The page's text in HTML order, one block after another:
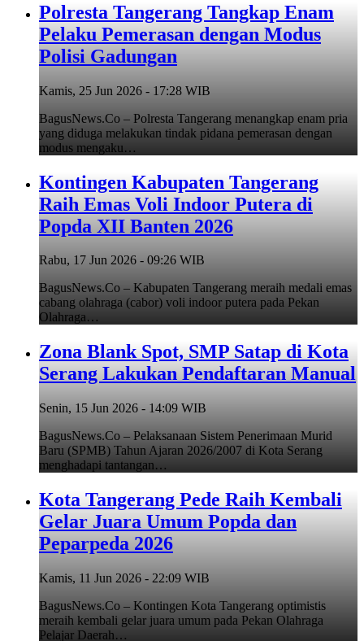
Polresta Tangerang Tangkap Enam
Pelaku Pemerasan dengan Modus
Polisi Gadungan
Kamis, 25 Jun 2026 - 17:28 WIB
BagusNews.Co – Polresta Tangerang menangkap enam pria
yang diduga melakukan tindak pidana pemerasan dengan
modus mengaku…
Kontingen Kabupaten Tangerang
Raih Emas Voli Indoor Putera di
Popda XII Banten 2026
Rabu, 17 Jun 2026 - 09:26 WIB
BagusNews.Co – Kabupaten Tangerang meraih medali emas
cabang olahraga (cabor) voli indoor putera pada Pekan
Olahraga…
Zona Blank Spot, SMP Satap di Kota
Serang Lakukan Pendaftaran Manual
Senin, 15 Jun 2026 - 14:09 WIB
BagusNews.Co – Pelaksanaan Sistem Penerimaan Murid
Baru (SPMB) Tahun Ajaran 2026/2007 di Kota Serang
menghadapi tantangan…
Kota Tangerang Pede Raih Kembali
Gelar Juara Umum Popda dan
Peparpeda 2026
Kamis, 11 Jun 2026 - 22:09 WIB
BagusNews.Co – Kontingen Kota Tangerang optimistis
meraih kembali gelar juara umum pada Pekan Olahraga
Pelajar Daerah…